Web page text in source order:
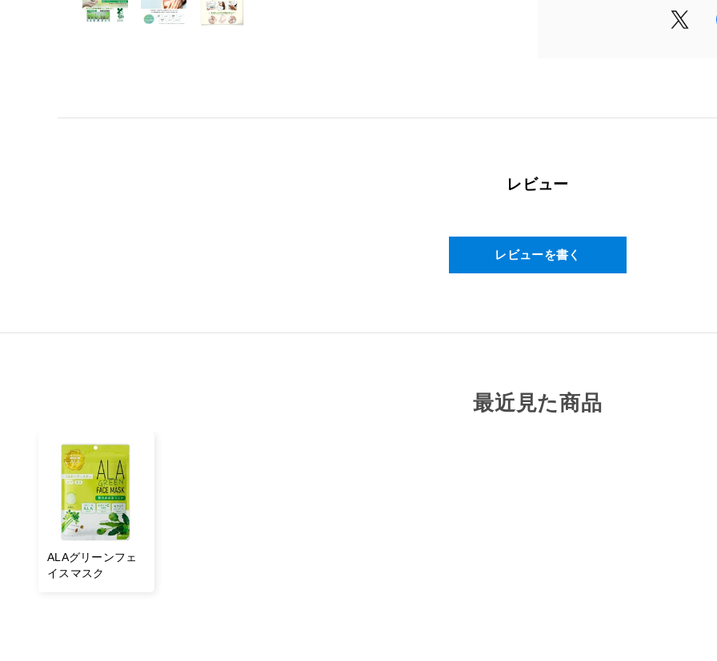
子エキス、アマ種子エキス、シ
酸Na、ヒドロキシアセトフェノ
レビュー
レビューを書く
最近見た商品
ALAグリーンフェ
イスマスク